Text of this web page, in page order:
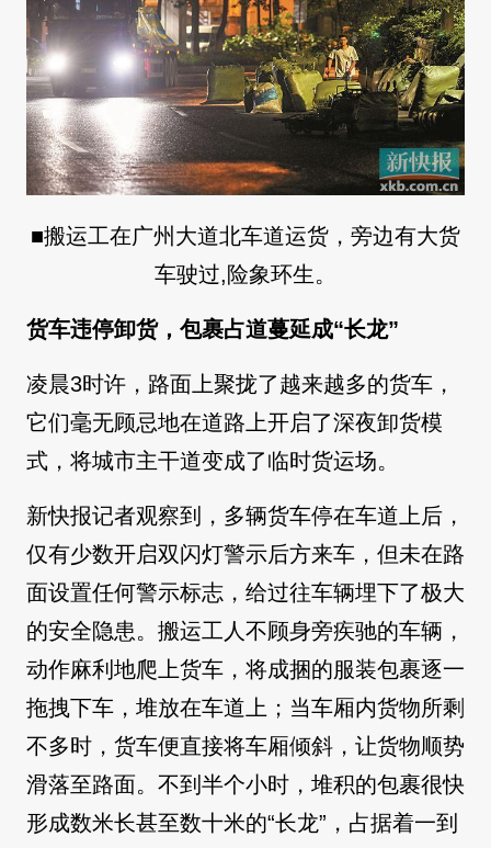
■搬运工在广州大道北车道运货，旁边有大货
车驶过,险象环生。
货车违停卸货，包裹占道蔓延成“长龙”
凌晨3时许，路面上聚拢了越来越多的货车，
它们毫无顾忌地在道路上开启了深夜卸货模
式，将城市主干道变成了临时货运场。
新快报记者观察到，多辆货车停在车道上后，
仅有少数开启双闪灯警示后方来车，但未在路
面设置任何警示标志，给过往车辆埋下了极大
的安全隐患。搬运工人不顾身旁疾驰的车辆，
动作麻利地爬上货车，将成捆的服装包裹逐一
拖拽下车，堆放在车道上；当车厢内货物所剩
不多时，货车便直接将车厢倾斜，让货物顺势
滑落至路面。不到半个小时，堆积的包裹很快
形成数米长甚至数十米的“长龙”，占据着一到